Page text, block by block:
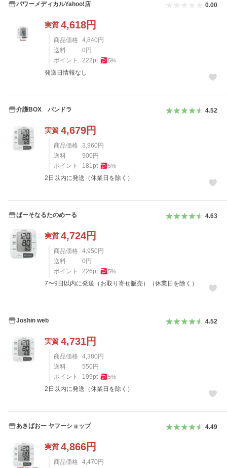
パワーメディカルYahoo!店 0.00
実質 4,618円
商品価格 4,840 円
送料
0 円
ポイント
222pt 5%
発送日情報なし
介護BOX パンドラ 4.52
実質 4,679円
商品価格 3,960 円
送料
900 円
ポイント
181pt 5%
2日以内に発送（休業日を除く）
ぱーそなるたのめーる 4.63
実質 4,724円
商品価格 4,950 円
送料
0 円
ポイント
226pt 5%
7〜9日以内に発送（お取り寄せ販売）（休業日を除く）
Joshin web 4.52
実質 4,731円
商品価格 4,380 円
送料
550 円
ポイント
199pt 5%
2日以内に発送（休業日を除く）
あきばおー ヤフーショップ 4.49
実質 4,866円
商品価格 4,470 円